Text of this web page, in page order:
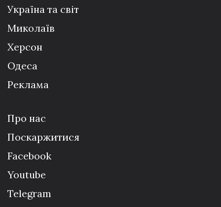
Україна та світ
Миколаїв
Херсон
Одеса
Реклама
Про нас
Поскаржитися
Facebook
Youtube
Telegram